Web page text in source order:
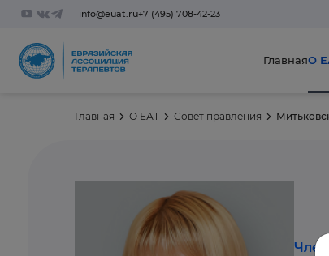
info@euat.ru+7 (495) 708-42-23
ГлавнаяО
Главная О ЕАТ Совет правления
Член